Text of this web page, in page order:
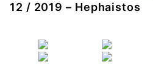
12 / 2019 – Hephaistos